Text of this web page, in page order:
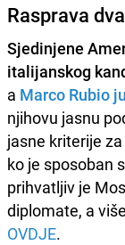
Rasprava
Sjedinjene
italijanskog
a Marco Rubio
njihovu jasnu
jasne kriterije
ko je sposoban
prihvatljiv je
diplomate, a
OVDJE.